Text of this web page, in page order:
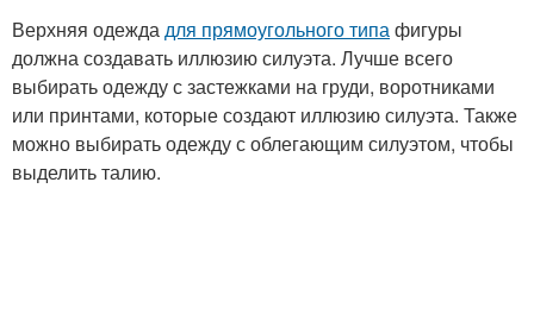
Верхняя одеждадля прямоугольного типафигуры
должна создавать иллюзию силуэта. Лучше всего
выбирать одежду с застежками на груди, воротниками
или принтами, которые создают иллюзию силуэта. Также
можно выбирать одежду с облегающим силуэтом, чтобы
выделить талию.